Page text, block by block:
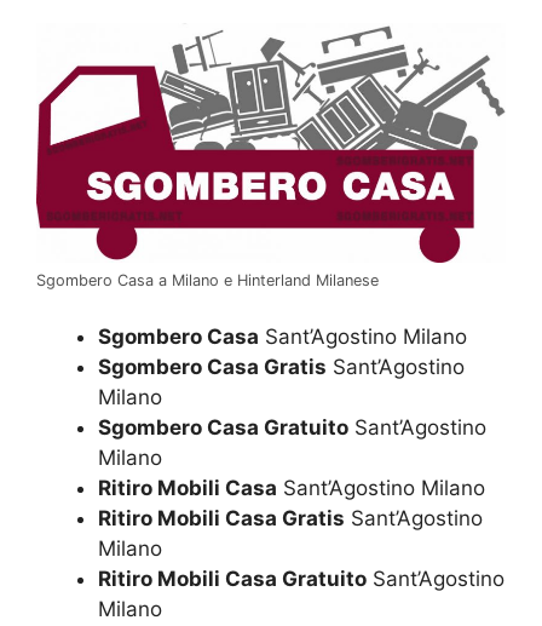
Sgombero Casa a Milano e Hinterland Milanese
Sgombero Casa Sant’Agostino Milano
Sgombero Casa Gratis Sant’Agostino
Milano
Sgombero Casa Gratuito Sant’Agostino
Milano
Ritiro Mobili Casa Sant’Agostino Milano
Ritiro Mobili Casa Gratis Sant’Agostino
Milano
Ritiro Mobili Casa Gratuito Sant’Agostino
Milano